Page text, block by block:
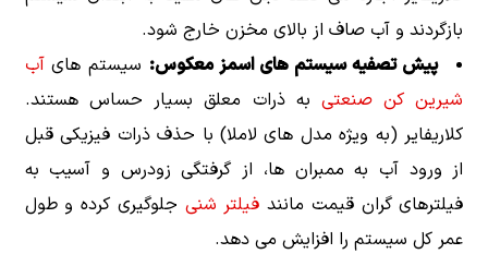
بازگردند و آب صاف از بالای مخزن خارج شود.
پیش تصفیه سیستم های اسمز معکوس: سیستم هایآب
شیرین کن صنعتی به ذرات معلق بسیار حساس هستند.
کلاریفایر (به ویژه مدل های لاملا) با حذف ذرات فیزیکی قبل
از ورود آب به ممبران ها، از گرفتگی زودرس و آسیب به
فیلترهای گران قیمت مانند فیلتر شنی جلوگیری کرده و طول
عمر کل سیستم را افزایش می دهد.